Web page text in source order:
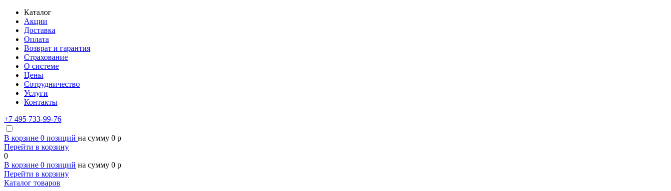
Каталог
Акции
Доставка
Оплата
Возврат и гарантия
Страхование
О системе
Цены
Сотрудничество
Услуги
Контакты
+7 495 733-99-76
В корзине 0 позиций на сумму 0 p
Перейти в корзину
0
В корзине 0 позиций на сумму 0 p
Перейти в корзину
Каталог товаров